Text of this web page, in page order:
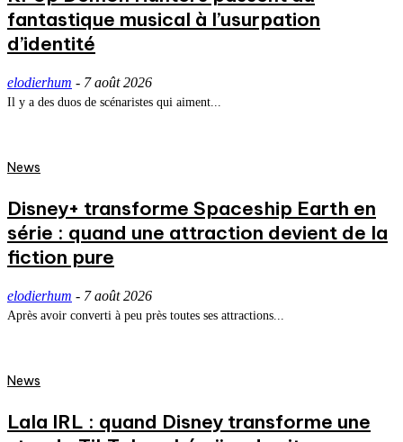
fantastique musical à l’usurpation
d’identité
elodierhum - 7 août 2026
Il y a des duos de scénaristes qui aiment...
News
Disney+ transforme Spaceship Earth en
série : quand une attraction devient de la
fiction pure
elodierhum - 7 août 2026
Après avoir converti à peu près toutes ses attractions...
News
Lala IRL : quand Disney transforme une